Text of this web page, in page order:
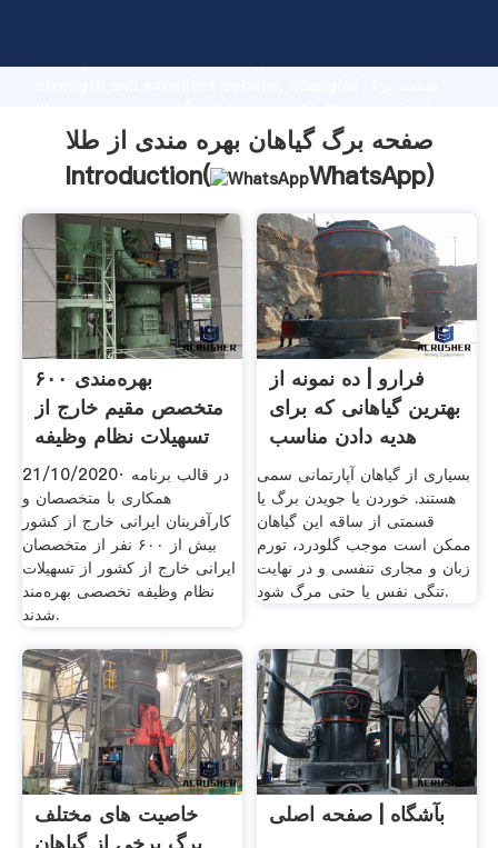
strong production capability, advanced research
bring values to all of customers.
صفحه برگ گیاهان بهره مندی از طلا
Introduction(
WhatsApp)
بهره‌مندی ۶۰۰
متخصص مقیم خارج از
تسهیلات نظام وظیفه
ایسنا
21/10/2020· در قالب برنامه
همکاری با متخصصان و
کارآفرینان ایرانی خارج از کشور
بیش از ۶۰۰ نفر از متخصصان
ایرانی خارج از کشور از تسهیلات
نظام وظیفه تخصصی بهره‌مند
شدند.
فرارو | ده نمونه از
بهترین گیاهانی که برای
هدیه دادن مناسب
بسیاری از گیاهان آپارتمانی سمی
هستند. خوردن یا جویدن برگ یا
قسمتی از ساقه این گیاهان
ممکن است موجب گلودرد، تورم
زبان و مجاری تنفسی و در نهایت
تنگی نفس یا حتی مرگ شود.
خاصیت های مختلف
بآشگاه | صفحه اصلی